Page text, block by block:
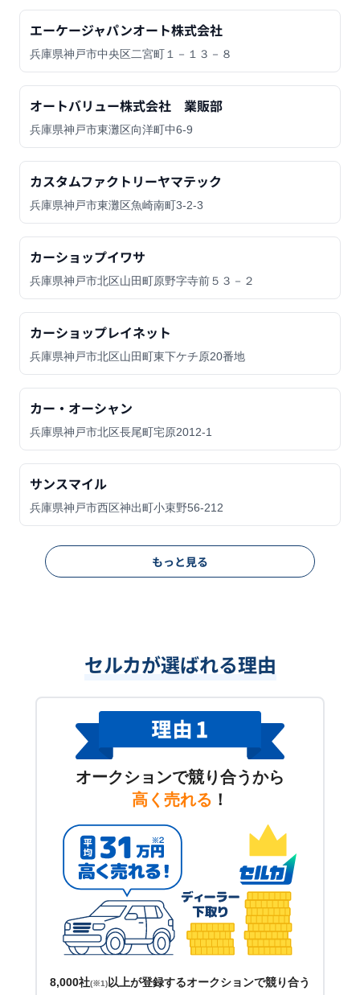
エーケージャパンオート株式会社
兵庫県神戸市中央区二宮町１－１３－８
オートバリュー株式会社 業販部
兵庫県神戸市東灘区向洋町中6-9
カスタムファクトリーヤマテック
兵庫県神戸市東灘区魚崎南町3-2-3
カーショップイワサ
兵庫県神戸市北区山田町原野字寺前５３－２
カーショップレイネット
兵庫県神戸市北区山田町東下ケチ原20番地
カー・オーシャン
兵庫県神戸市北区長尾町宅原2012-1
サンスマイル
兵庫県神戸市西区神出町小束野56-212
もっと見る
セルカが選ばれる理由
オークションで競り合うから
高く売れる ！
8,000社(※1) 以上が登録するオークションで競り合う